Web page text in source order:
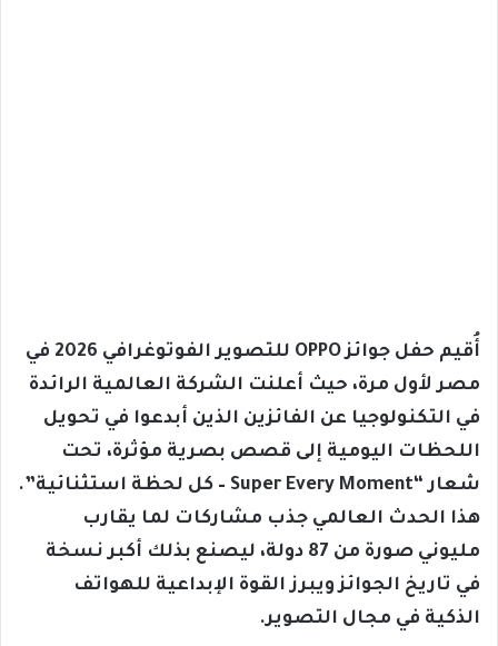
أُقيم حفل جوائز OPPO للتصوير الفوتوغرافي 2026 في
مصر لأول مرة، حيث أعلنت الشركة العالمية الرائدة
في التكنولوجيا عن الفائزين الذين أبدعوا في تحويل
اللحظات اليومية إلى قصص بصرية مؤثرة، تحت
شعار “Super Every Moment – كل لحظة استثنائية”.
هذا الحدث العالمي جذب مشاركات لما يقارب
مليوني صورة من 87 دولة، ليصنع بذلك أكبر نسخة
في تاريخ الجوائز ويبرز القوة الإبداعية للهواتف
الذكية في مجال التصوير.